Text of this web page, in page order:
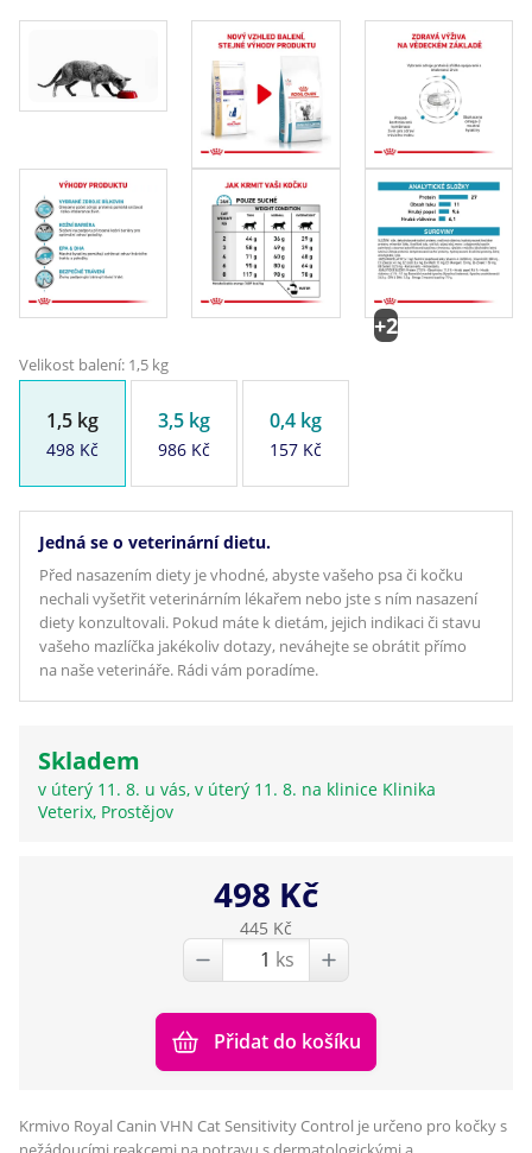
+2
Velikost balení: 1,5 kg
1,5 kg
498 Kč
3,5 kg
986 Kč
0,4 kg
157 Kč
Jedná se o veterinární dietu.
Před nasazením diety je vhodné, abyste vašeho psa či kočku
nechali vyšetřit veterinárním lékařem nebo jste s ním nasazení
diety konzultovali. Pokud máte k dietám, jejich indikaci či stavu
vašeho mazlíčka jakékoliv dotazy, neváhejte se obrátit přímo
na naše veterináře. Rádi vám poradíme.
Skladem
v úterý 11. 8. u vás, v úterý 11. 8. na klinice Klinika
Veterix, Prostějov
498 Kč
445 Kč
ks
Přidat do košíku
Krmivo Royal Canin VHN Cat Sensitivity Control je určeno pro kočky s